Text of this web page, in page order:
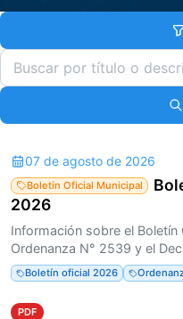
07 de agosto de 2026
Boletín Oficial Municipal
2026
Información sobre el Boletín
Ordenanza N° 2539 y el
Boletín oficial 2026
PDF